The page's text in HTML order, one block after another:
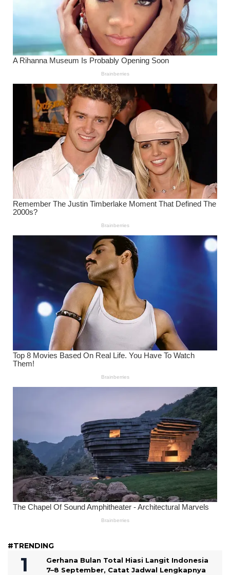
#TRENDING
Gerhana Bulan Total Hiasi Langit Indonesia
7–8 September, Catat Jadwal Lengkapnya